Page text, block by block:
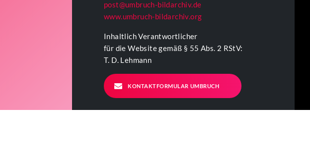
post@umbruch-bildarchiv.de
www.umbruch-bildarchiv.org
Inhaltlich Verantwortlicher
für die Website gemäß § 55 Abs. 2 RStV:
T. D. Lehmann
KONTAKTFORMULAR UMBRUCH